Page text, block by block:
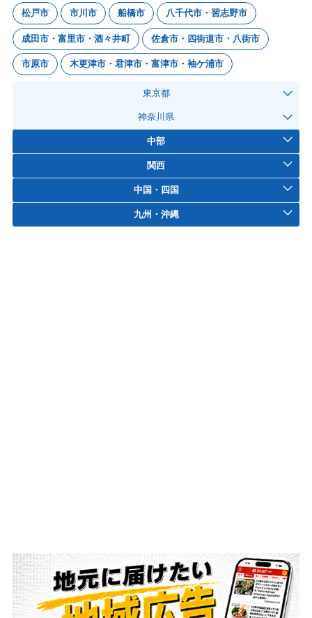
松戸市 市川市 船橋市 八千代市・習志野市
成田市・富里市・酒々井町 佐倉市・四街道市・八街市
市原市 木更津市・君津市・富津市・袖ケ浦市
東京都
神奈川県
中部
関西
中国・四国
九州・沖縄